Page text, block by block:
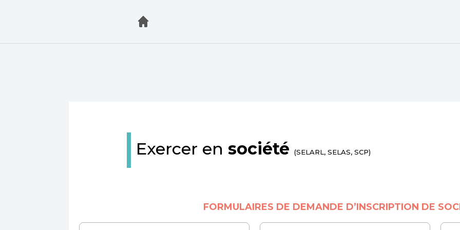
Exercer ensociété (SELARL, SELAS, SCP)
FORMULAIRES DE DEMANDE D’INSCRIPTION DE